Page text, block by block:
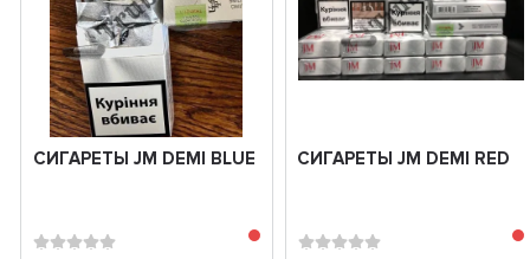
СИГАРЕТЫ JM DEMI BLUE СИГАРЕТЫ JM DEMI RED